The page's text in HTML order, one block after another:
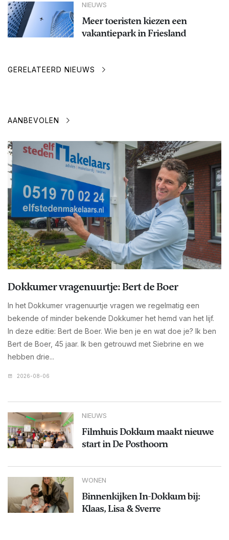
NIEUWS
Meer toeristen kiezen een
vakantiepark in Friesland
GERELATEERD NIEUWS
AANBEVOLEN
Dokkumer vragenuurtje: Bert de Boer
In het Dokkumer vragenuurtje vragen we regelmatig een
bekende of minder bekende Dokkumer het hemd van het lijf.
In deze editie: Bert de Boer. Wie ben je en wat doe je? Ik ben
Bert de Boer, 45 jaar. Ik ben getrouwd met Siebrine en we
hebben drie...
2026-08-06
NIEUWS
Filmhuis Dokkum maakt nieuwe
start in De Posthoorn
WONEN
Binnenkijken In-Dokkum bij:
Klaas, Lisa & Sverre